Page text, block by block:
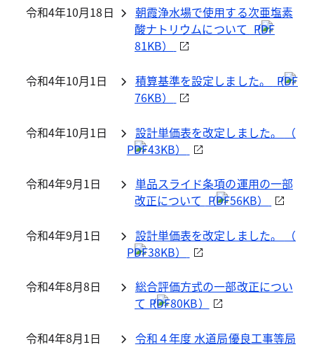
令和4年10月18日
朝霞浄水場で使用する次亜塩素
酸ナトリウムについて （
81KB）
令和4年10月1日 積算基準を設定しました。
（
76KB）
令和4年10月1日 設計単価表を改定しました。
（
43KB）
令和4年9月1日
単品スライド条項の運用の一部
改正について （ 56KB）
令和4年9月1日 設計単価表を改定しました。
（
38KB）
令和4年8月8日
総合評価方式の一部改正につい
て（
80KB）
令和4年8月1日
令和４年度 水道局優良工事等局